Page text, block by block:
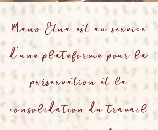
Mano Etna est au service
d'une plateforme pour la
préservation et la
consolidation du travail